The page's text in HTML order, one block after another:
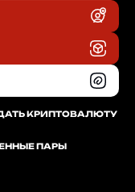
КРИПТОВАЛЮТУ
ПАРЫ